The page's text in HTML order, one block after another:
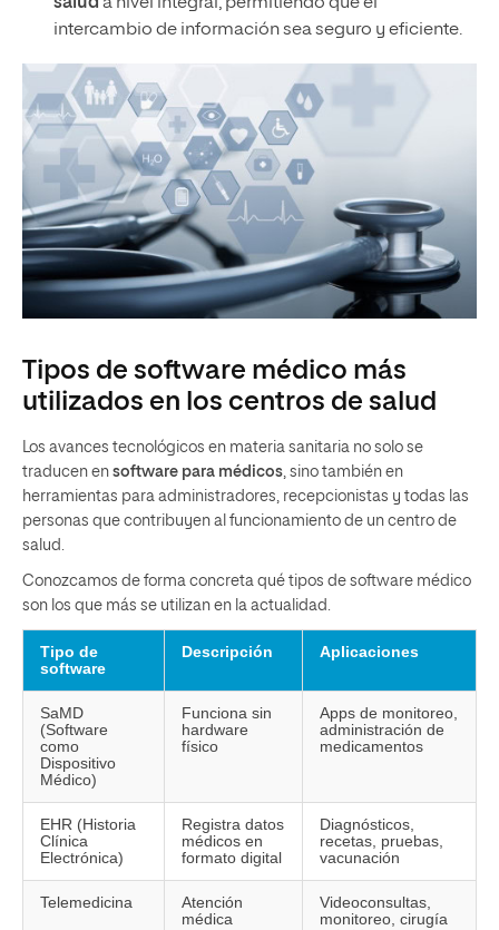
intercambio de información sea seguro y eficiente.
Tipos de software médico más
utilizados en los centros de salud
Los avances tecnológicos en materia sanitaria no solo se
traducen en software para médicos, sino también en
herramientas para administradores, recepcionistas y todas las
personas que contribuyen al funcionamiento de un centro de
salud.
Conozcamos de forma concreta qué tipos de software médico
son los que más se utilizan en la actualidad.
Tipo de
software
Descripción Aplicaciones
SaMD
(Software
como
Dispositivo
Médico)
Funciona sin
hardware
físico
Apps de monitoreo,
administración de
medicamentos
EHR (Historia
Clínica
Electrónica)
Registra datos
médicos en
formato digital
Diagnósticos,
recetas, pruebas,
vacunación
Telemedicina
Atención
médica
Videoconsultas,
monitoreo, cirugía